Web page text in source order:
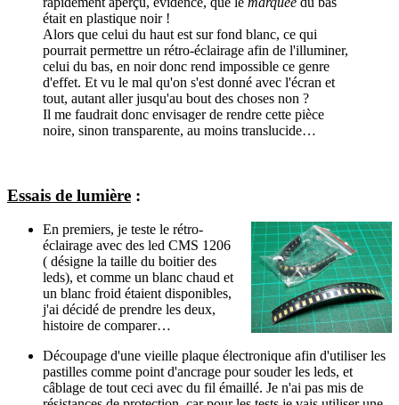
était en plastique noir !
Alors que celui du haut est sur fond blanc, ce qui
pourrait permettre un rétro-éclairage afin de l'illuminer,
celui du bas, en noir donc rend impossible ce genre
d'effet. Et vu le mal qu'on s'est donné avec l'écran et
tout, autant aller jusqu'au bout des choses non ?
Il me faudrait donc envisager de rendre cette pièce
noire, sinon transparente, au moins translucide…
Essais de lumière :
En premiers, je teste le rétro-
éclairage avec des led CMS 1206
( désigne la taille du boitier des
leds), et comme un blanc chaud et
un blanc froid étaient disponibles,
j'ai décidé de prendre les deux,
histoire de comparer…
Découpage d'une vieille plaque électronique afin d'utiliser les
pastilles comme point d'ancrage pour souder les leds, et
câblage de tout ceci avec du fil émaillé. Je n'ai pas mis de